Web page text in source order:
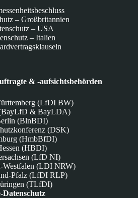
– Großbritannien
– USA
– Italien
& -aufsichtsbehörden
(LfDI BW)
& BayLDA)
(BlnBDI)
(DSK)
(HmbBfDI)
(HBDI)
(LfD NI)
Westfalen (LDI NRW)
Pfalz (LfDI RLP)
(TLfDI)
Datenschutz